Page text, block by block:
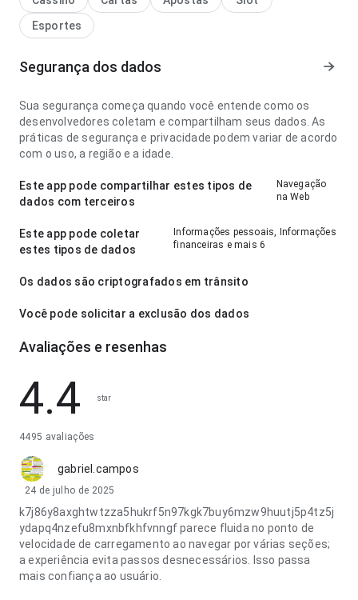
Esportes
Segurança dos dados
Sua segurança começa quando você entende como os
desenvolvedores coletam e compartilham seus dados. As
práticas de segurança e privacidade podem variar de acordo
com o uso, a região e a idade.
Este app pode compartilhar estes tipos de
dados com terceiros
Navegação
na Web
Este app pode coletar
estes tipos de dados
Informações pessoais, Informações
financeiras e mais 6
Os dados são criptografados em trânsito
Você pode solicitar a exclusão dos dados
Avaliações e resenhas
4.4 star
4495 avaliações
gabriel.campos
24 de julho de 2025
k7j86y8axghtwtzza5hukrf5n97kgk7buy6mzw9huutj5p4tz5j
ydapq4nzefu8mxnbfkhfvnngf parece fluida no ponto de
velocidade de carregamento ao navegar por várias seções;
a experiência evita passos desnecessários. Isso passa
mais confiança ao usuário.